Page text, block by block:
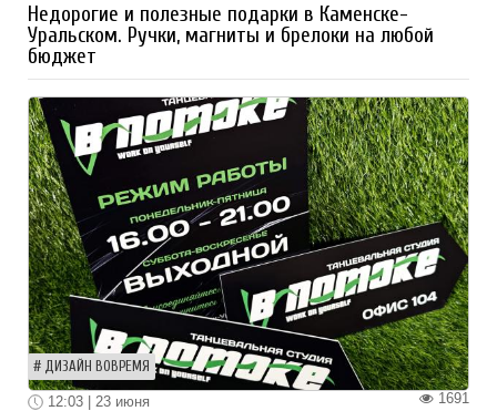
Недорогие и полезные подарки в Каменске-
Уральском. Ручки, магниты и брелоки на любой
бюджет
ДИЗАЙН ВОВРЕМЯ
1691
12:03 | 23 июня